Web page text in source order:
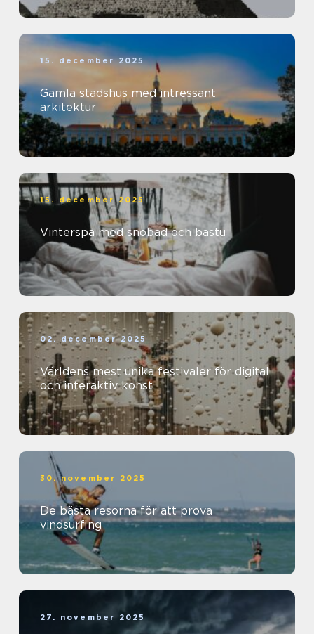
15. december 2025
Gamla stadshus med intressant
arkitektur
15. december 2025
Vinterspa med snöbad och bastu
02. december 2025
Världens mest unika festivaler för digital
och interaktiv konst
30. november 2025
De bästa resorna för att prova
vindsurfing
27. november 2025